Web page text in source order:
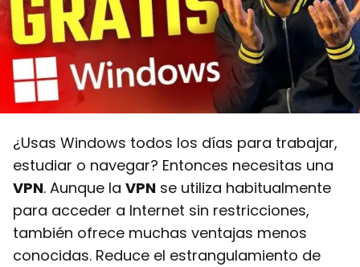
¿Usas Windows todos los días para trabajar,
estudiar o navegar? Entonces necesitas una
VPN. Aunque la VPN se utiliza habitualmente
para acceder a Internet sin restricciones,
también ofrece muchas ventajas menos
conocidas. Reduce el estrangulamiento de